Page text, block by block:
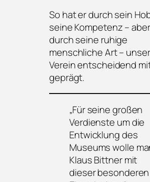
So hat er durch sein
seine Kompetenz –
durch seine ruhige
menschliche Art –
Verein entscheidend
geprägt.
„Für seine großen
Verdienste um die
Entwicklung des
Museums wolle
Klaus Bittner mit
dieser besonderen